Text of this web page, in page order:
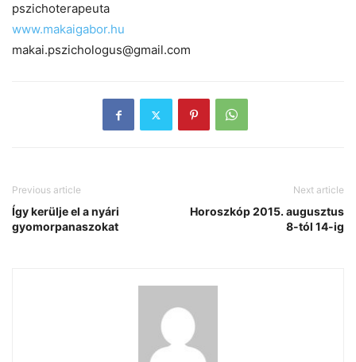
pszichoterapeuta
www.makaigabor.hu
makai.pszichologus@gmail.com
Previous article
Így kerülje el a nyári
gyomorpanaszokat
Next article
Horoszkóp 2015. augusztus
8-tól 14-ig